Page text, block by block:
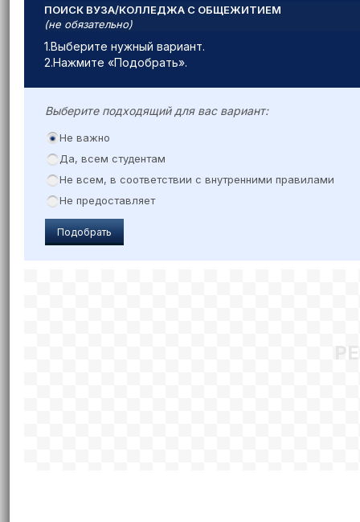
ПОИСК ВУЗА/КОЛЛЕДЖА С ОБЩЕЖИТИЕМ
(не обязательно)
1.Выберите нужный вариант.
2.Нажмите «Подобрать».
Выберите подходящий для вас вариант:
Не важно
Да, всем студентам
Не всем, в соответствии с внутренними правилами
Не предоставляет
Подобрать